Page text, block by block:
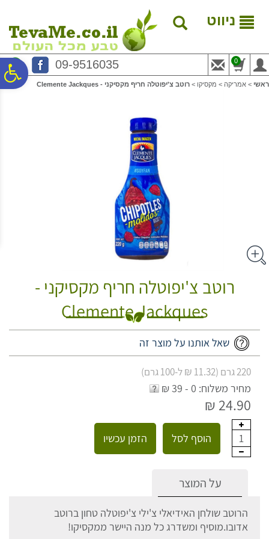
נגישות
המרכזי
ניווט
09-9516035 0
ראשי > אמריקה > מקסיקו > רוטב צ'יפוטלה חריף מקסיקני - Clemente Jackques
רוטב צ'יפוטלה חריף מקסיקני -
Clemente Jackques
שאל אותנו על מוצר זה
220 גרם (11.32 ₪ ל-100 גרם)
מחיר משלוח: 0 - 39 ₪
24.90 ₪
1 הוסף לסל הזמן עכשיו
על המוצר
הרוטב שולחן האידיאלי צ'ילי צ'יפוטלה טחון ברוטב
אדובו.מוסיף ומשדרג כל מנה היישר ממקסיקו!